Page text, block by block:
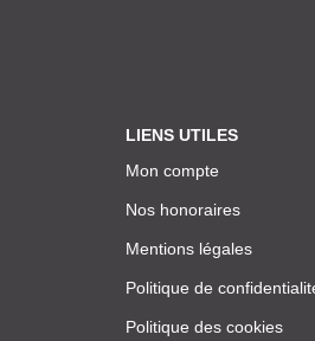
LIENS UTILES
Mon compte
Nos honoraires
Mentions légales
Politique de
Politique des cookies